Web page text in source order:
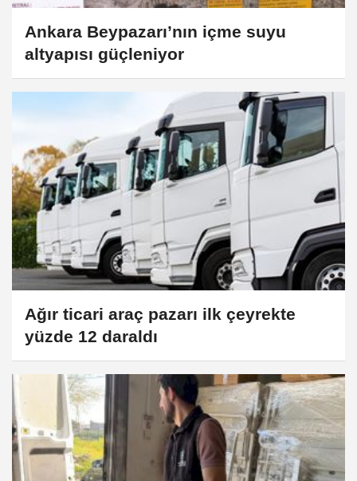
Ankara Beypazarı’nın içme suyu
altyapısı güçleniyor
Ağır ticari araç pazarı ilk çeyrekte
yüzde 12 daraldı